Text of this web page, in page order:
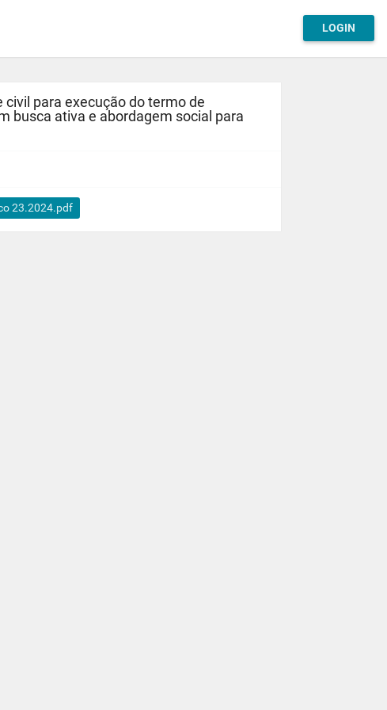
LOGIN
civil para execução do termo de
busca ativa e abordagem social para
23.2024.pdf